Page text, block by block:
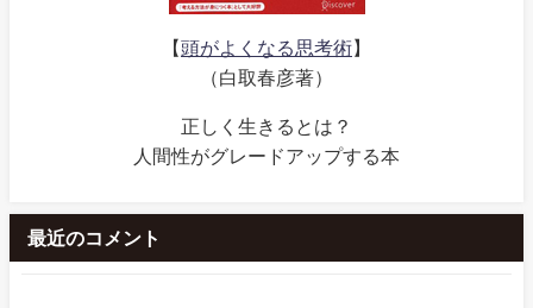
【頭がよくなる思考術】
（白取春彦著）
正しく生きるとは？
人間性がグレードアップする本
最近のコメント